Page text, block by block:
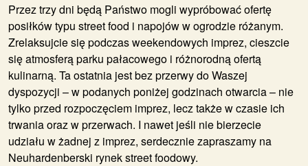
Przez trzy dni będą Państwo mogli wypróbować ofertę
posiłków typu street food i napojów w ogrodzie różanym.
Zrelaksujcie się podczas weekendowych imprez, cieszcie
się atmosferą parku pałacowego i różnorodną ofertą
kulinarną. Ta ostatnia jest bez przerwy do Waszej
dyspozycji – w podanych poniżej godzinach otwarcia – nie
tylko przed rozpoczęciem imprez, lecz także w czasie ich
trwania oraz w przerwach. I nawet jeśli nie bierzecie
udziału w żadnej z imprez, serdecznie zapraszamy na
Neuhardenberski rynek street foodowy.